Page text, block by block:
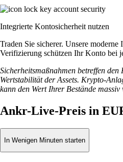
Integrierte Kontosicherheit nutzen
Traden Sie sicherer. Unsere moderne
Verifizierung schützen Ihr Konto bei
Sicherheitsmaßnahmen betreffen
Wertstabilität der Assets. Krypto-
kann den Wert Ihrer Bestände massiv
Ankr-Live-Preis in
In Wenigen Minuten starten